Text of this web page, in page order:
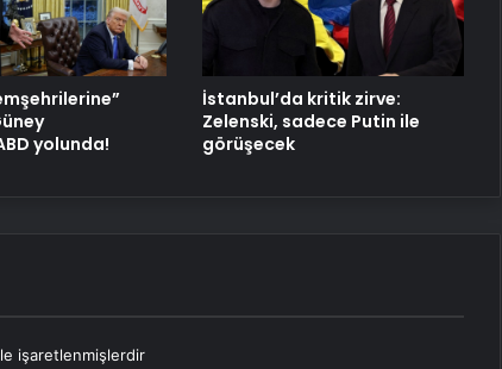
yolunda!
İstanbul’da kritik zirve:
Zelenski, sadece Putin ile
görüşecek
işaretlenmişlerdir